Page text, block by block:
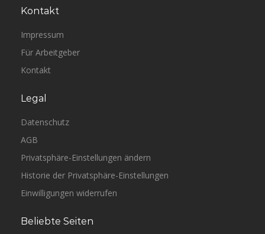
Kontakt
Impressum
Für Arbeitgeber
Kontakt
Legal
Datenschutz
AGB
Privatsphäre-Einstellungen ändern
Historie der Privatsphäre-Einstellungen
Einwilligungen widerrufen
Beliebte Seiten